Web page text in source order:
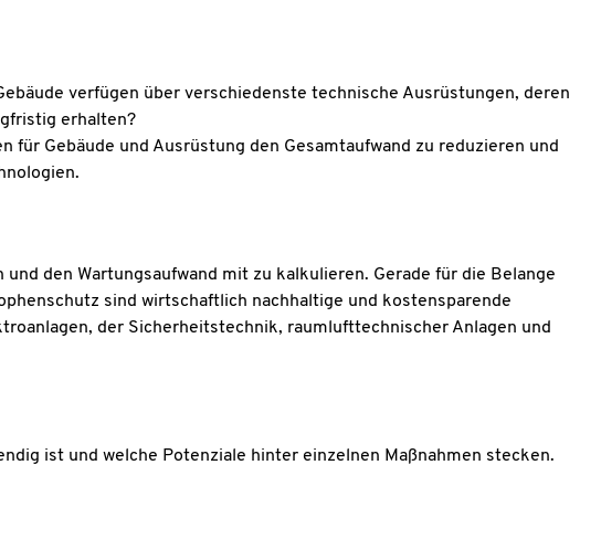
verfügen über verschiedenste technische Ausrüstungen, deren
erhalten?
Gebäude und Ausrüstung den Gesamtaufwand zu reduzieren und
den Wartungsaufwand mit zu kalkulieren. Gerade für die Belange
sind wirtschaftlich nachhaltige und kostensparende
der Sicherheitstechnik, raumlufttechnischer Anlagen und
ist und welche Potenziale hinter einzelnen Maßnahmen stecken.